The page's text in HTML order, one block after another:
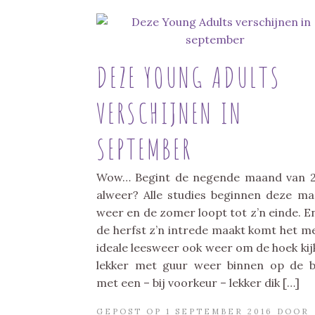
DEZE YOUNG ADULTS
VERSCHIJNEN IN
SEPTEMBER
Wow… Begint de negende maand van
alweer? Alle studies beginnen deze
weer en de zomer loopt tot z’n einde.
de herfst z’n intrede maakt komt het
ideale leesweer ook weer om de hoek
lekker met guur weer binnen op de
met een – bij voorkeur – lekker dik […]
GEPOST OP 1 SEPTEMBER 2016 DOOR